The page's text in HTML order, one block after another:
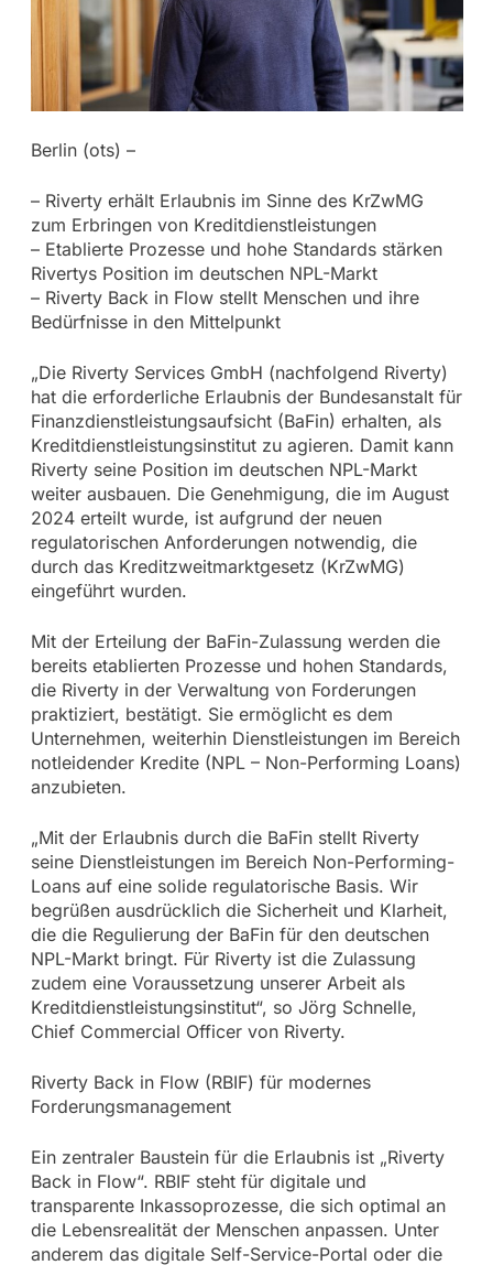
Berlin (ots) –
– Riverty erhält Erlaubnis im Sinne des KrZwMG
zum Erbringen von Kreditdienstleistungen
– Etablierte Prozesse und hohe Standards stärken
Rivertys Position im deutschen NPL-Markt
– Riverty Back in Flow stellt Menschen und ihre
Bedürfnisse in den Mittelpunkt
„Die Riverty Services GmbH (nachfolgend Riverty)
hat die erforderliche Erlaubnis der Bundesanstalt für
Finanzdienstleistungsaufsicht (BaFin) erhalten, als
Kreditdienstleistungsinstitut zu agieren. Damit kann
Riverty seine Position im deutschen NPL-Markt
weiter ausbauen. Die Genehmigung, die im August
2024 erteilt wurde, ist aufgrund der neuen
regulatorischen Anforderungen notwendig, die
durch das Kreditzweitmarktgesetz (KrZwMG)
eingeführt wurden.
Mit der Erteilung der BaFin-Zulassung werden die
bereits etablierten Prozesse und hohen Standards,
die Riverty in der Verwaltung von Forderungen
praktiziert, bestätigt. Sie ermöglicht es dem
Unternehmen, weiterhin Dienstleistungen im Bereich
notleidender Kredite (NPL – Non-Performing Loans)
anzubieten.
„Mit der Erlaubnis durch die BaFin stellt Riverty
seine Dienstleistungen im Bereich Non-Performing-
Loans auf eine solide regulatorische Basis. Wir
begrüßen ausdrücklich die Sicherheit und Klarheit,
die die Regulierung der BaFin für den deutschen
NPL-Markt bringt. Für Riverty ist die Zulassung
zudem eine Voraussetzung unserer Arbeit als
Kreditdienstleistungsinstitut“, so Jörg Schnelle,
Chief Commercial Officer von Riverty.
Riverty Back in Flow (RBIF) für modernes
Forderungsmanagement
Ein zentraler Baustein für die Erlaubnis ist „Riverty
Back in Flow“. RBIF steht für digitale und
transparente Inkassoprozesse, die sich optimal an
die Lebensrealität der Menschen anpassen. Unter
anderem das digitale Self-Service-Portal oder die